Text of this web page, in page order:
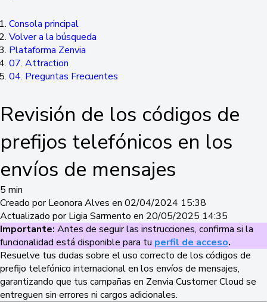
Consola principal
Volver a la búsqueda
Plataforma Zenvia
07. Attraction
04. Preguntas Frecuentes
Revisión de los códigos de
prefijos telefónicos en los
envíos de mensajes
5 min
Creado por Leonora Alves en 02/04/2024 15:38
Actualizado por Ligia Sarmento en 20/05/2025 14:35
Importante: Antes de seguir las instrucciones, confirma si la
funcionalidad está disponible para tu perfil de acceso.
Resuelve tus dudas sobre el uso correcto de los códigos de
prefijo telefónico internacional en los envíos de mensajes,
garantizando que tus campañas en Zenvia Customer Cloud se
entreguen sin errores ni cargos adicionales.